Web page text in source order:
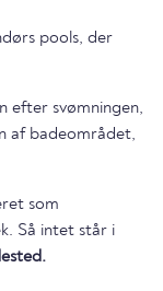
pools, der
efter svømningen,
af badeområdet,
som